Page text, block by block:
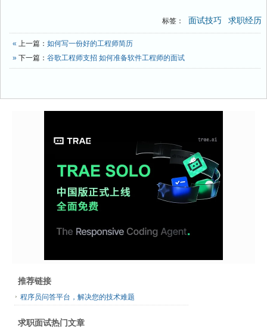
标签： 面试技巧 求职经历
« 上一篇： 如何写一份好的工程师简历
» 下一篇： 谷歌工程师支招 如何准备软件工程师的面试
推荐链接
程序员问答平台，解决您的技术难题
求职面试热门文章